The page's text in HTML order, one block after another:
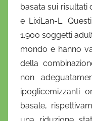
basata sui risultati
e LixiLan-L.
1.900 soggetti
mondo e hanno
della
non
ipoglicemizzanti
basale,